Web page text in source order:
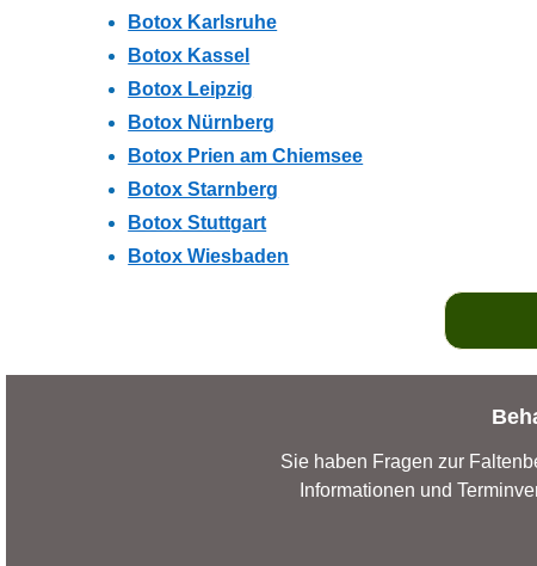
Botox Karlsruhe
Botox Kassel
Botox Leipzig
Botox Nürnberg
Botox Prien am Chiemsee
Botox Starnberg
Botox Stuttgart
Botox Wiesbaden
Sie haben Fragen zur
Informationen und